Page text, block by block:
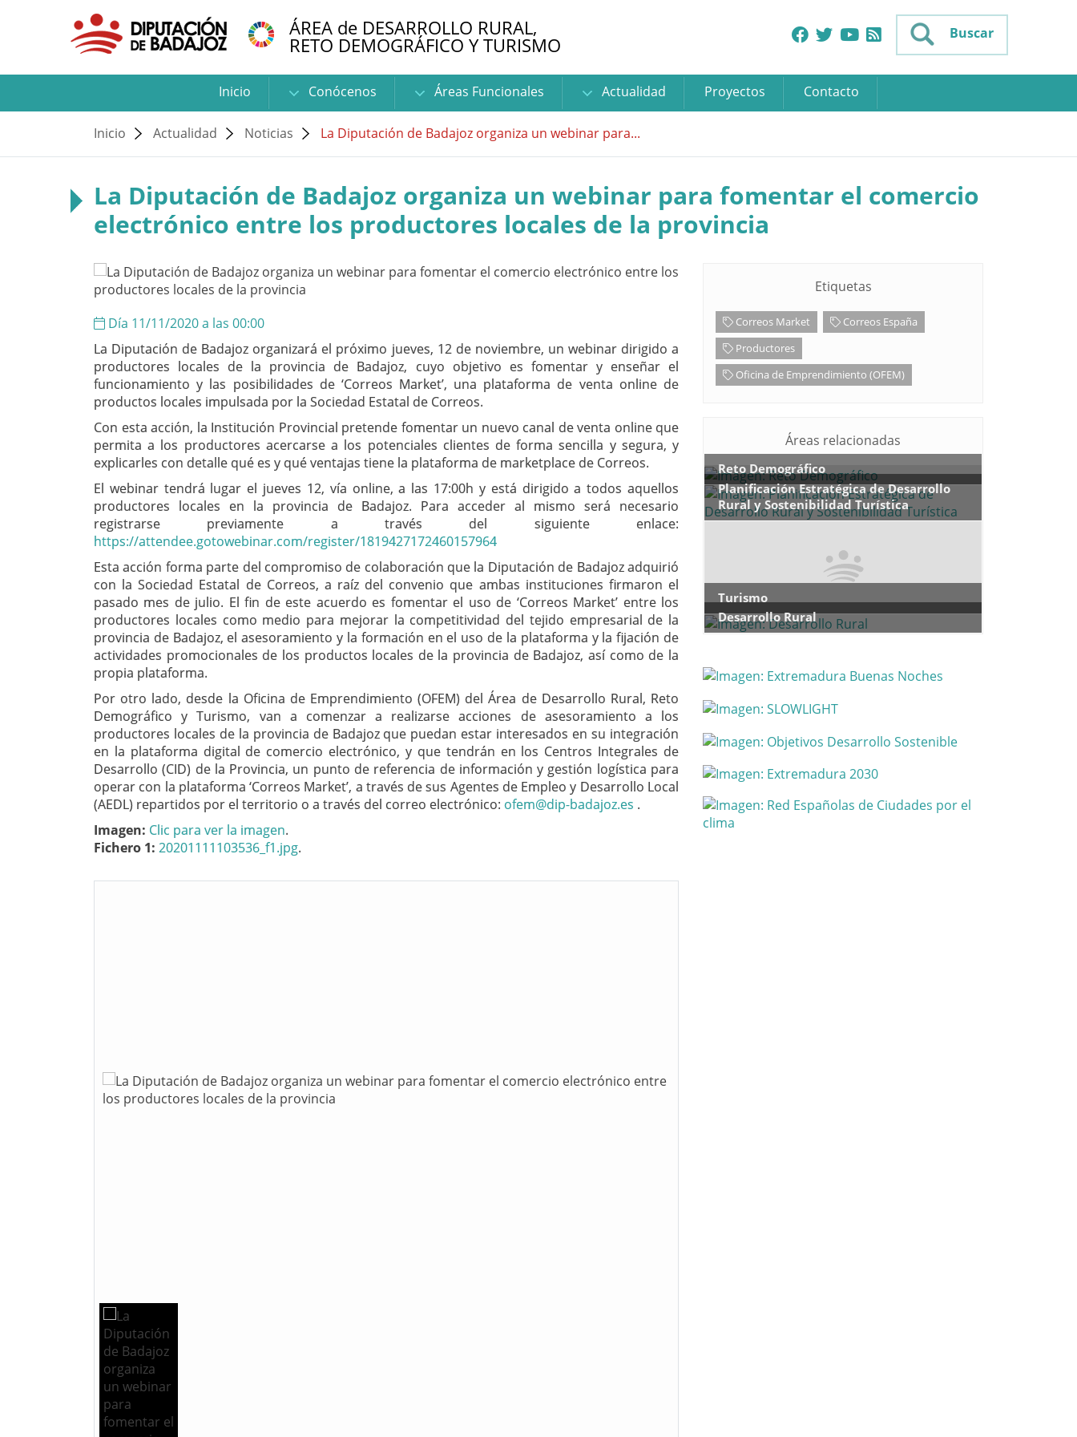
ÁREA de DESARROLLO RURAL,
RETO DEMOGRÁFICO Y TURISMO Buscar
Inicio Conócenos Áreas Funcionales Actualidad Proyectos Contacto
Inicio Actualidad Noticias La Diputación de Badajoz organiza un webinar para...
La Diputación de Badajoz organiza un webinar para fomentar el comercio
electrónico entre los productores locales de la provincia
Día 11/11/2020 a las 00:00
La Diputación de Badajoz organizará el próximo jueves, 12 de noviembre, un webinar dirigido a
productores locales de la provincia de Badajoz, cuyo objetivo es fomentar y enseñar el
funcionamiento y las posibilidades de ‘Correos Market’, una plataforma de venta online de
productos locales impulsada por la Sociedad Estatal de Correos.
Con esta acción, la Institución Provincial pretende fomentar un nuevo canal de venta online que
permita a los productores acercarse a los potenciales clientes de forma sencilla y segura, y
explicarles con detalle qué es y qué ventajas tiene la plataforma de marketplace de Correos.
El webinar tendrá lugar el jueves 12, vía online, a las 17:00h y está dirigido a todos aquellos
productores locales en la provincia de Badajoz. Para acceder al mismo será necesario
registrarse previamente a través del siguiente enlace:
https://attendee.gotowebinar.com/register/1819427172460157964
Esta acción forma parte del compromiso de colaboración que la Diputación de Badajoz adquirió
con la Sociedad Estatal de Correos, a raíz del convenio que ambas instituciones firmaron el
pasado mes de julio. El fin de este acuerdo es fomentar el uso de ‘Correos Market’ entre los
productores locales como medio para mejorar la competitividad del tejido empresarial de la
provincia de Badajoz, el asesoramiento y la formación en el uso de la plataforma y la fijación de
actividades promocionales de los productos locales de la provincia de Badajoz, así como de la
propia plataforma.
Por otro lado, desde la Oficina de Emprendimiento (OFEM) del Área de Desarrollo Rural, Reto
Demográfico y Turismo, van a comenzar a realizarse acciones de asesoramiento a los
productores locales de la provincia de Badajoz que puedan estar interesados en su integración
en la plataforma digital de comercio electrónico, y que tendrán en los Centros Integrales de
Desarrollo (CID) de la Provincia, un punto de referencia de información y gestión logística para
operar con la plataforma ‘Correos Market’, a través de sus Agentes de Empleo y Desarrollo Local
(AEDL) repartidos por el territorio o a través del correo electrónico: ofem@dip-badajoz.es .
Imagen: Clic para ver la imagen.
Fichero 1: 20201111103536_f1.jpg.
Etiquetas
Correos Market
Correos España
Productores
Oficina de Emprendimiento (OFEM)
Áreas relacionadas
Reto Demográfico
Planificación Estratégica de Desarrollo
Rural y Sostenibilidad Turística
Turismo
Desarrollo Rural